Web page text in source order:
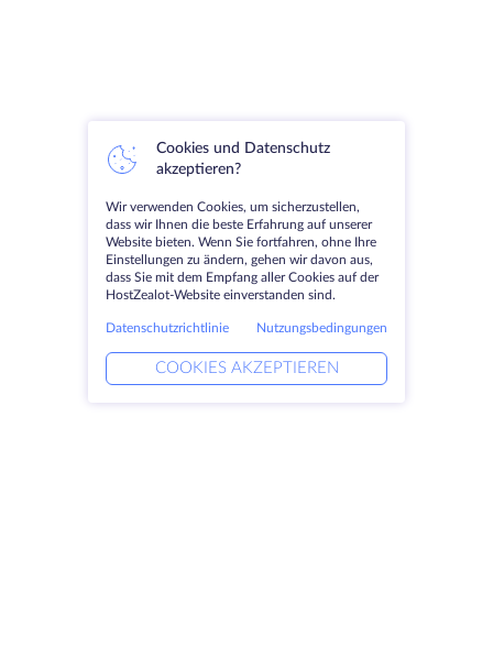
Cookies und Datenschutz
akzeptieren?
Wir verwenden Cookies, um sicherzustellen,
dass wir Ihnen die beste Erfahrung auf unserer
Website bieten. Wenn Sie fortfahren, ohne Ihre
Einstellungen zu ändern, gehen wir davon aus,
dass Sie mit dem Empfang aller Cookies auf der
HostZealot-Website einverstanden sind.
Datenschutzrichtlinie Nutzungsbedingungen
COOKIES AKZEPTIEREN